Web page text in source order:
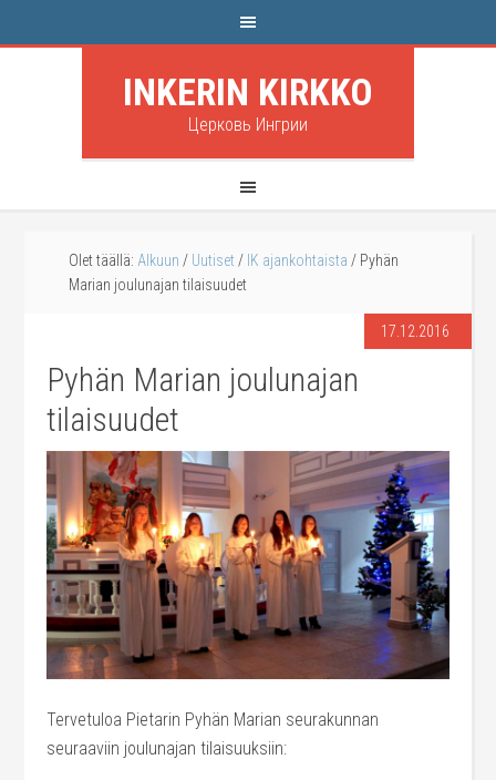
INKERIN KIRKKO
Церковь Ингрии
Olet täällä: Alkuun / Uutiset / IK ajankohtaista / Pyhän
Marian joulunajan tilaisuudet
17.12.2016
Pyhän Marian joulunajan
tilaisuudet
Tervetuloa Pietarin Pyhän Marian seurakunnan
seuraaviin joulunajan tilaisuuksiin: